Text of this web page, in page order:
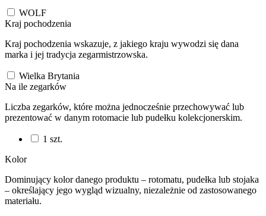
WOLF
Kraj pochodzenia
Kraj pochodzenia wskazuje, z jakiego kraju wywodzi się dana
marka i jej tradycja zegarmistrzowska.
Wielka Brytania
Na ile zegarków
Liczba zegarków, które można jednocześnie przechowywać lub
prezentować w danym rotomacie lub pudełku kolekcjonerskim.
1 szt.
Kolor
Dominujący kolor danego produktu – rotomatu, pudełka lub stojaka
– określający jego wygląd wizualny, niezależnie od zastosowanego
materiału.